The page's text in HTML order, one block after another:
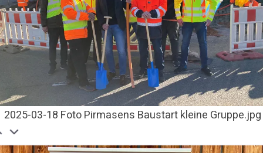
2025-03-18 Foto Pirmasens Baustart kleine Gruppe.jpg